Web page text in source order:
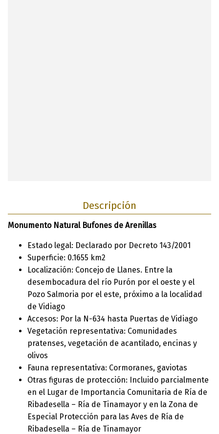
Descripción
Monumento Natural Bufones de Arenillas
Estado legal: Declarado por Decreto 143/2001
Superficie: 0.1655 km2
Localización: Concejo de Llanes. Entre la
desembocadura del río Purón por el oeste y el
Pozo Salmoria por el este, próximo a la localidad
de Vidiago
Accesos: Por la N-634 hasta Puertas de Vidiago
Vegetación representativa: Comunidades
pratenses, vegetación de acantilado, encinas y
olivos
Fauna representativa: Cormoranes, gaviotas
Otras figuras de protección: Incluido parcialmente
en el Lugar de Importancia Comunitaria de Ría de
Ribadesella – Ría de Tinamayor y en la Zona de
Especial Protección para las Aves de Ría de
Ribadesella – Ría de Tinamayor